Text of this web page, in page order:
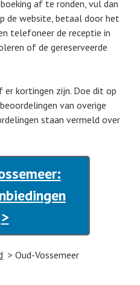
af te ronden, vul dan
de website, betaal door het
telefoneer de receptie in
of de gereserveerde
kortingen zijn. Doe dit op
van overige
staan vermeld over
>
Oud-Vossemeer